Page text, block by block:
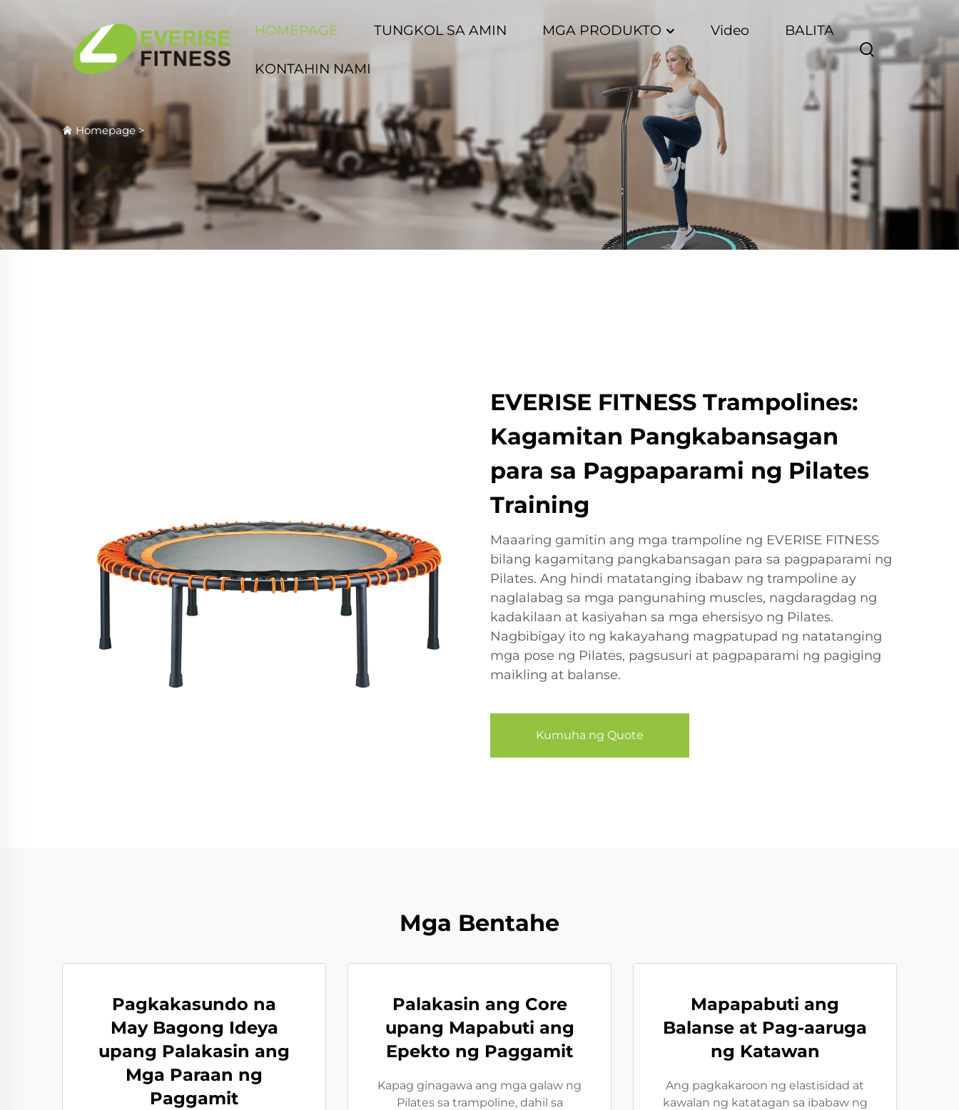
HOMEPAGE TUNGKOL SA AMIN MGA PRODUKTO Video BALITA
KONTAHIN NAMI
Homepage>
EVERISE FITNESS Trampolines:
Kagamitan Pangkabansagan
para sa Pagpaparami ng Pilates
Training
Maaaring gamitin ang mga trampoline ng EVERISE FITNESS
bilang kagamitang pangkabansagan para sa pagpaparami ng
Pilates. Ang hindi matatanging ibabaw ng trampoline ay
naglalabag sa mga pangunahing muscles, nagdaragdag ng
kadakilaan at kasiyahan sa mga ehersisyo ng Pilates.
Nagbibigay ito ng kakayahang magpatupad ng natatanging
mga pose ng Pilates, pagsusuri at pagpaparami ng pagiging
maikling at balanse.
Kumuha ng Quote
Mga Bentahe
Pagkakasundo na
May Bagong Ideya
upang Palakasin ang
Mga Paraan ng
Paggamit
Palakasin ang Core
upang Mapabuti ang
Epekto ng Paggamit
Kapag ginagawa ang mga galaw ng
Pilates sa trampoline, dahil sa
Mapapabuti ang
Balanse at Pag-aaruga
ng Katawan
Ang pagkakaroon ng elastisidad at
kawalan ng katatagan sa ibabaw ng